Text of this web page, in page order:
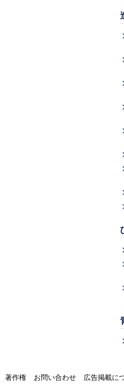
著作権 お問い合わせ 広告掲載に